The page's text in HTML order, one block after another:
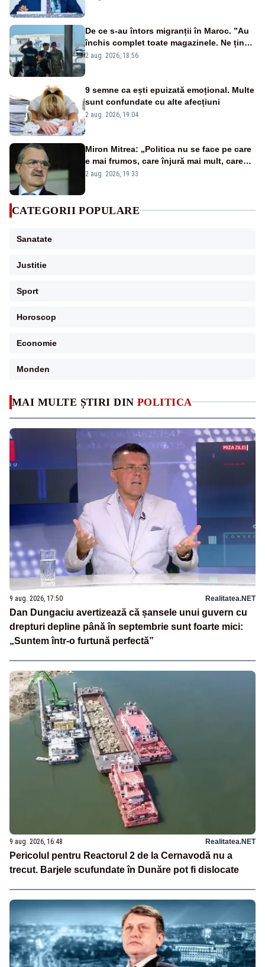
MAI MULTE ȘTIRI DIN POLITICA
9 aug. 2026, 17:50 Realitatea.NET
Dan Dungaciu avertizează că șansele unui guvern cu
drepturi depline până în septembrie sunt foarte mici:
„Suntem într-o furtună perfectă”
9 aug. 2026, 16:48 Realitatea.NET
Pericolul pentru Reactorul 2 de la Cernavodă nu a
trecut. Barjele scufundate în Dunăre pot fi dislocate
De ce s-au întors migranții în Maroc. ”Au
închis complet toate magazinele. Ne țin
flămânzi ca să plecăm”
2 aug. 2026, 18:56
9 semne ca ești epuizată emoțional. Multe
sunt confundate cu alte afecțiuni
2 aug. 2026, 19:04
Miron Mitrea: „Politica nu se face pe care
e mai frumos, care înjură mai mult, care
țipă mai tare, ci pe proiecte”
2 aug. 2026, 19:33
CATEGORII POPULARE
Sanatate
Justitie
Sport
Horoscop
Economie
Monden